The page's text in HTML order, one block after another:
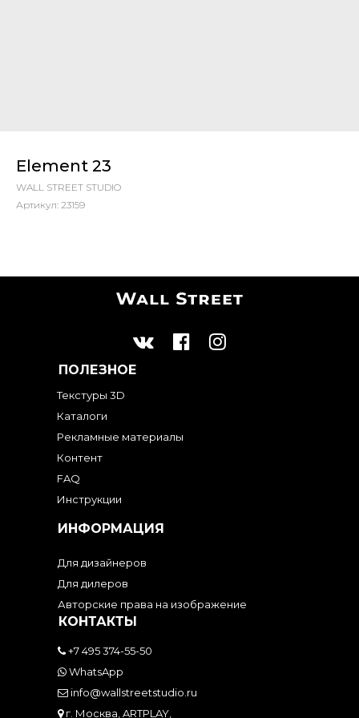
Element 23
WALL STREET STUDIO
Артикул: 23159
ПОЛЕЗНОЕ
Текстуры 3D
Каталоги
Рекламные материалы
Контент
FAQ
Инструкции
ИНФОРМАЦИЯ
Для дизайнеров
Для дилеров
Авторские права на изображение
КОНТАКТЫ
+7 495 374-55-50
WhatsApp
info@wallstreetstudio.ru
г. Москва, ARTPLAY,